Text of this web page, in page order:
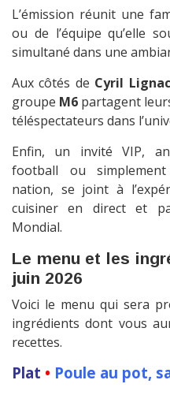
L’émission réunit une
ou de l’équipe qu’elle
simultané dans une
Aux côtés de Cyril Lignac
groupe M6 partagent
téléspectateurs dans
Enfin, un invité VIP,
football ou
nation, se joint à
cuisiner en direct et
Mondial.
Le menu et les
juin 2026
Voici le menu qui sera
ingrédients dont vous
recettes.
Plat • Poule au pot,